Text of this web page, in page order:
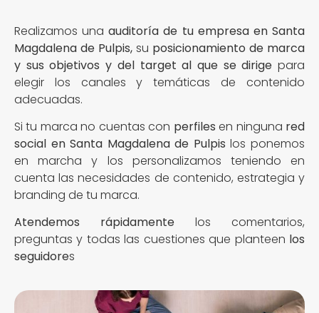
Realizamos unaauditoría de tu empresa en Santa
Magdalena de Pulpis, su posicionamiento de marca
y sus objetivos y del target al que se dirige para
elegir los canales y temáticas de contenido
adecuadas.
Si tu marca no cuentas con perfiles en ninguna red
social en Santa Magdalena de Pulpis los ponemos
en marcha y los personalizamos teniendo en
cuenta las necesidades de contenido, estrategia y
branding de tu marca.
Atendemos rápidamente los comentarios,
preguntas y todas las cuestiones que planteen los
seguidores